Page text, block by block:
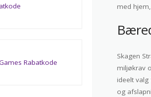
med
Skagen
miljøkrav
ideelt
og